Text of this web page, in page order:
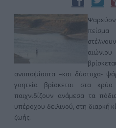
ανυποψίαστα –και δύστυχα-
γοητεία βρίσκεται στα
παιχνιδίζουν ανάμεσα τα
υπέροχου δειλινού, στη διαρκή
ζωής.